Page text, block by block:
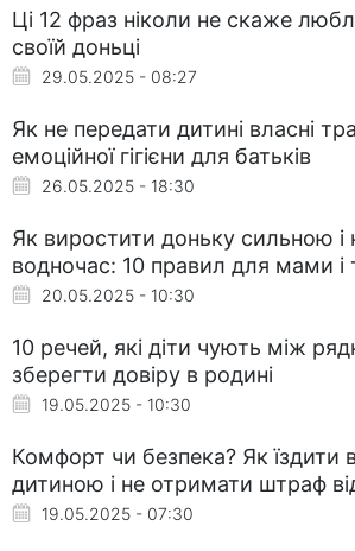
Ці 12 фраз ніколи не скаже
своїй доньці
29.05.2025 - 08:27
Як не передати дитині власні
емоційної гігієни для батьків
26.05.2025 - 18:30
Як виростити доньку сильною і
водночас: 10 правил для мами і
20.05.2025 - 10:30
10 речей, які діти чують між
зберегти довіру в родині
19.05.2025 - 10:30
Комфорт чи безпека? Як їздити
дитиною і не отримати штраф від
19.05.2025 - 07:30